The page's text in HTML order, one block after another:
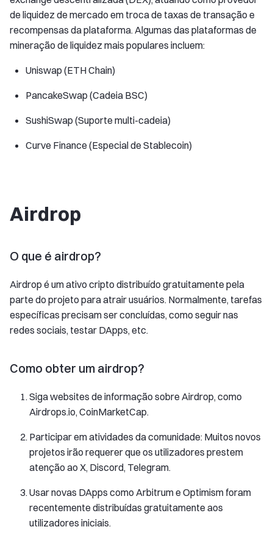
de liquidez de mercado em troca de taxas de transação e
recompensas da plataforma. Algumas das plataformas de
mineração de liquidez mais populares incluem:
Uniswap (ETH Chain)
PancakeSwap (Cadeia BSC)
SushiSwap (Suporte multi-cadeia)
Curve Finance (Especial de Stablecoin)
Airdrop
O que é airdrop?
Airdrop é um ativo cripto distribuído gratuitamente pela
parte do projeto para atrair usuários. Normalmente, tarefas
específicas precisam ser concluídas, como seguir nas
redes sociais, testar DApps, etc.
Como obter um airdrop?
Siga websites de informação sobre Airdrop, como
Airdrops.io, CoinMarketCap.
Participar em atividades da comunidade: Muitos novos
projetos irão requerer que os utilizadores prestem
atenção ao X, Discord, Telegram.
Usar novas DApps como Arbitrum e Optimism foram
recentemente distribuídas gratuitamente aos
utilizadores iniciais.